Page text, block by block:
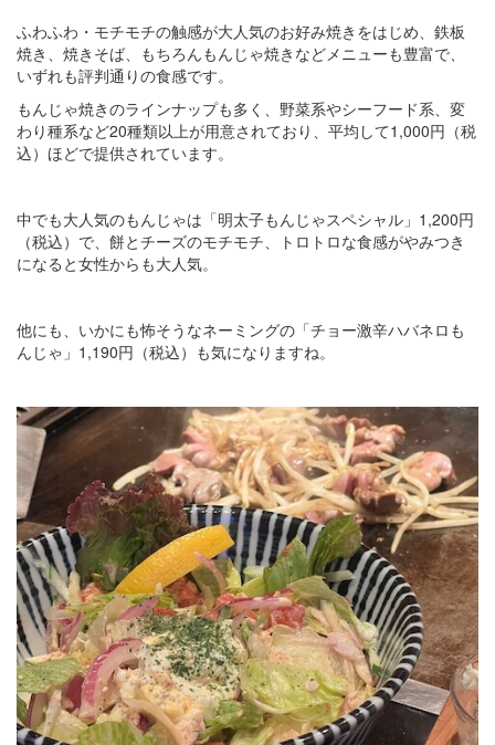
ふわふわ・モチモチの触感が大人気のお好み焼きをはじめ、鉄板
焼き、焼きそば、もちろんもんじゃ焼きなどメニューも豊富で、
いずれも評判通りの食感です。
もんじゃ焼きのラインナップも多く、野菜系やシーフード系、変
わり種系など20種類以上が用意されており、平均して1,000円（税
込）ほどで提供されています。
中でも大人気のもんじゃは「明太子もんじゃスペシャル」1,200円
（税込）で、餅とチーズのモチモチ、トロトロな食感がやみつき
になると女性からも大人気。
他にも、いかにも怖そうなネーミングの「チョー激辛ハバネロも
んじゃ」1,190円（税込）も気になりますね。